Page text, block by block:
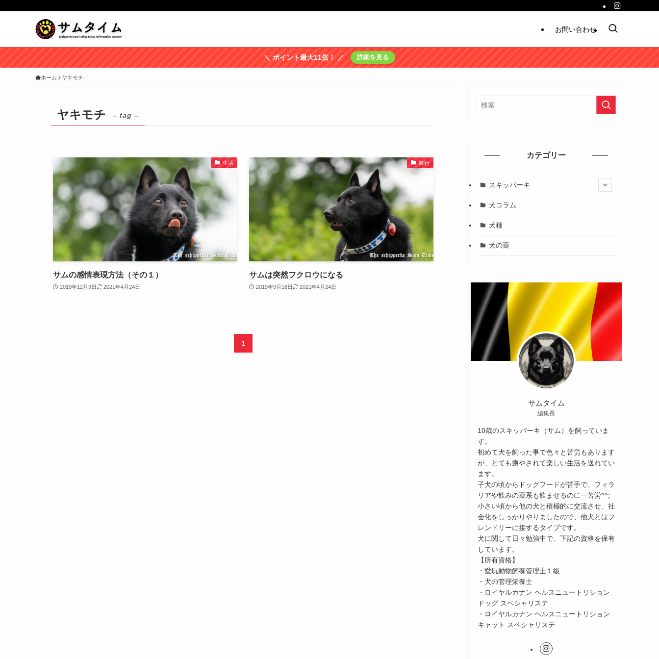
お問い合わせ
＼ ポイント最大11倍！ ／ 詳細を見る
ホーム ヤキモチ
ヤキモチ – tag –
生活
サムの感情表現方法（その１）
2019年12月9日 2021年4月24日
旅行
サムは突然フクロウになる
2019年9月16日 2021年4月24日
1
カテゴリー
スキッパーキ
犬コラム
犬種
犬の薬
サムタイム
編集長
10歳のスキッパーキ（サム）を飼っていま
す。
初めて犬を飼った事で色々と苦労もあります
が、とても癒やされて楽しい生活を送れてい
ます。
子犬の頃からドッグフードが苦手で、フィラ
リアや飲みの薬系も飲ませるのに一苦労^^;
小さい頃から他の犬と積極的に交流させ、社
会化をしっかりやりましたので、他犬とはフ
レンドリーに接するタイプです。
犬に関して日々勉強中で、下記の資格を保有
しています。
【所有資格】
・愛玩動物飼養管理士１級
・犬の管理栄養士
・ロイヤルカナン ヘルスニュートリション
ドッグ スペシャリステ
・ロイヤルカナン ヘルスニュートリション
キャット スペシャリステ